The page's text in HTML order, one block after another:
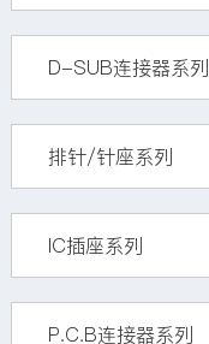
D-SUB连接器系列
排针/针座系列
IC插座系列
P.C.B连接器系列